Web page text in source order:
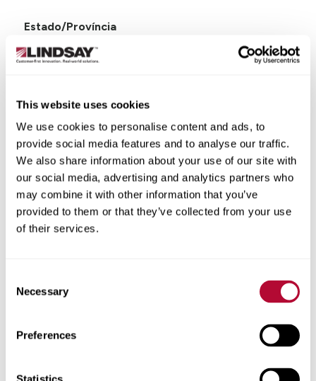
This website uses cookies
We use cookies to personalise content and ads, to
provide social media features and to analyse our traffic.
We also share information about your use of our site with
our social media, advertising and analytics partners who
may combine it with other information that you’ve
provided to them or that they’ve collected from your use
of their services.
Selection
Necessary
Preferences
Estado/Província
CEP/Código postal
Telefone